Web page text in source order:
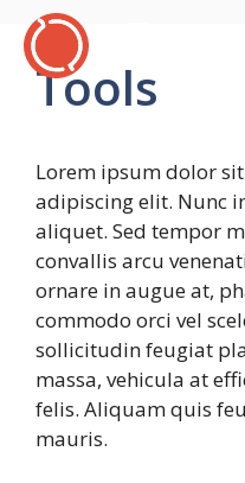
Tools
Lorem ipsum dolor
adipiscing elit. Nunc
aliquet. Sed tempor
convallis arcu
ornare in augue at,
commodo orci vel
sollicitudin feugiat
massa, vehicula at
felis. Aliquam quis
mauris.